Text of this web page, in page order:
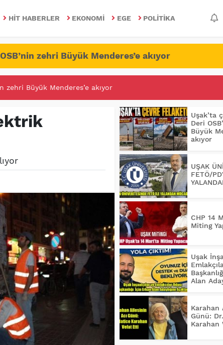
HIT HABERLER EKONOMI EGE POLITIKA
zehri Büyük Menderes’e akıyor
YALANDAN MÜCADELE!
Uşak’ta
Deri
Büyük
akıyor
UŞAK
FETÖ/
CHP 14
Miting
Uşak
Alan
Karahan
Günü:
Karahan